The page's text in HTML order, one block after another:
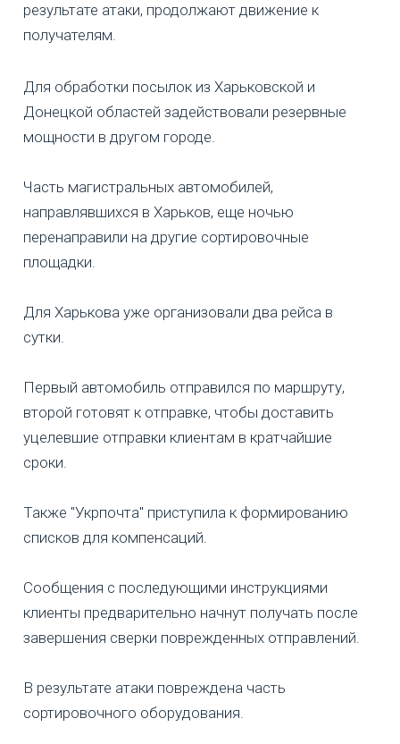
результате атаки, продолжают движение к
получателям.
Для обработки посылок из Харьковской и
Донецкой областей задействовали резервные
мощности в другом городе.
Часть магистральных автомобилей,
направлявшихся в Харьков, еще ночью
перенаправили на другие сортировочные
площадки.
Для Харькова уже организовали два рейса в
сутки.
Первый автомобиль отправился по маршруту,
второй готовят к отправке, чтобы доставить
уцелевшие отправки клиентам в кратчайшие
сроки.
Также "Укрпочта" приступила к формированию
списков для компенсаций.
Сообщения с последующими инструкциями
клиенты предварительно начнут получать после
завершения сверки поврежденных отправлений.
В результате атаки повреждена часть
сортировочного оборудования.